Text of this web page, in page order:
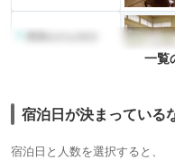
旅館
一覧
宿泊日が決まっている
宿泊日と人数を選択すると、